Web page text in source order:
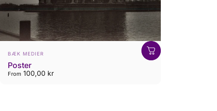
Vendor:
BÆK MEDIER
Poster
From 100,00 kr